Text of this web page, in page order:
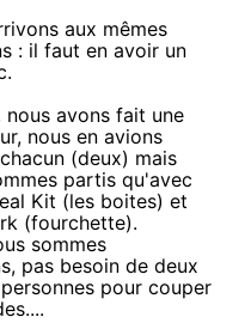
aux mêmes
: il faut en avoir un
nous avons fait une
nous en avions
(deux) mais
partis qu'avec
Kit (les boites) et
(fourchette).
sommes
pas besoin de deux
pour couper